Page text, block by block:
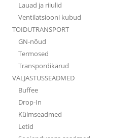
Lauad ja riiulid
Ventilatsiooni kubud
TOIDUTRANSPORT
GN-nõud
Termosed
Transpordikärud
VÄLJASTUSSEADMED
Buffee
Drop-In
Külmseadmed
Letid